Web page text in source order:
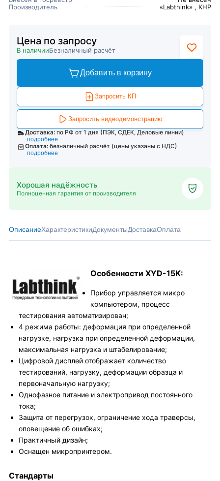
Производитель
«Labthink» , КНР
Цена по запросу
В наличииБезналичный расчёт
Добавить в корзину
Запросить КП
Запросить видеодемонстрацию
Доставка: по РФ от 1 дня (ПЭК, СДЕК, Деловые линии)
подробнее
Оплата: безналичный расчёт (цены указаны с НДС)
подробнее
Хорошая надёжность
Полноценная гарантия от производителя
ОписаниеХарактеристикиДокументыДоставкаОплата
Особенности XYD-15K:
Прибор управляется микро
компьютером, процесс
тестирования автоматизирован;
4 режима работы: деформация при определенной
нагрузке, нагрузка при определенной деформации,
максимальная нагрузка и штабелирование;
Цифровой дисплей отображает количество
тестирований, нагрузку, деформации образца и
первоначальную нагрузку;
Однофазное питание и электропривод постоянного
тока;
Защита от перегрузок, ограничение хода траверсы,
оповещение об ошибках;
Практичный дизайн;
Оснащен микропринтером.
Стандарты